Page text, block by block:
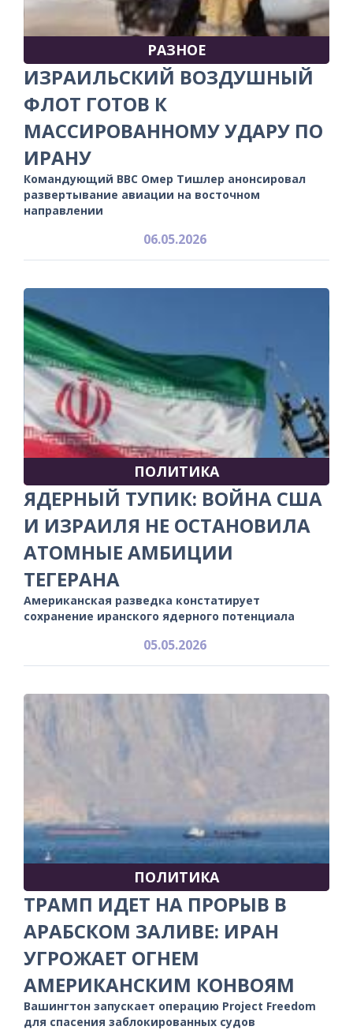
РАЗНОЕ
ИЗРАИЛЬСКИЙ ВОЗДУШНЫЙ
ФЛОТ ГОТОВ К
МАССИРОВАННОМУ УДАРУ ПО
ИРАНУ
Командующий ВВС Омер Тишлер анонсировал
развертывание авиации на восточном
направлении
06.05.2026
ПОЛИТИКА
ЯДЕРНЫЙ ТУПИК: ВОЙНА США
И ИЗРАИЛЯ НЕ ОСТАНОВИЛА
АТОМНЫЕ АМБИЦИИ
ТЕГЕРАНА
Американская разведка констатирует
сохранение иранского ядерного потенциала
05.05.2026
ПОЛИТИКА
ТРАМП ИДЕТ НА ПРОРЫВ В
АРАБСКОМ ЗАЛИВЕ: ИРАН
УГРОЖАЕТ ОГНЕМ
АМЕРИКАНСКИМ КОНВОЯМ
Вашингтон запускает операцию Project Freedom
для спасения заблокированных судов